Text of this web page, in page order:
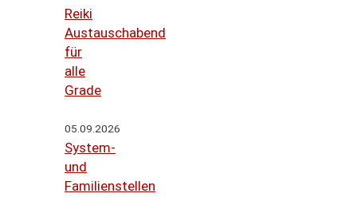
Reiki
Austauschabend
für
alle
Grade
05.09.2026
System-
und
Familienstellen